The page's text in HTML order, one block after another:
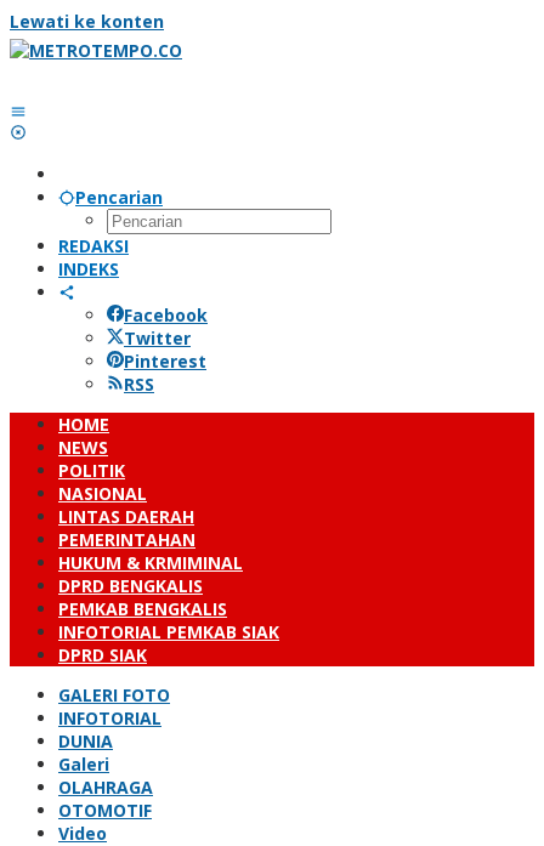
Lewati ke konten
Pencarian
REDAKSI
INDEKS
Facebook
Twitter
Pinterest
RSS
HOME
NEWS
POLITIK
NASIONAL
LINTAS DAERAH
PEMERINTAHAN
HUKUM & KRMIMINAL
DPRD BENGKALIS
PEMKAB BENGKALIS
INFOTORIAL PEMKAB SIAK
DPRD SIAK
GALERI FOTO
INFOTORIAL
DUNIA
Galeri
OLAHRAGA
OTOMOTIF
Video